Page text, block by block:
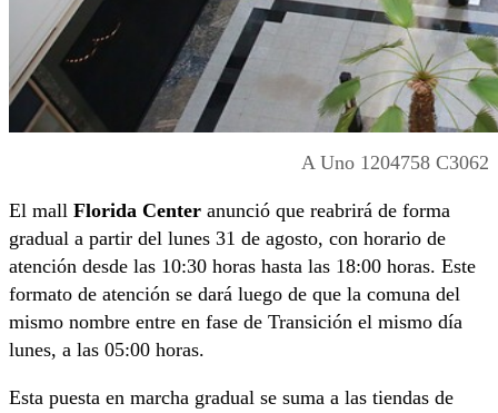
A Uno 1204758 C3062
El mall Florida Center anunció que reabrirá de forma
gradual a partir del lunes 31 de agosto, con horario de
atención desde las 10:30 horas hasta las 18:00 horas. Este
formato de atención se dará luego de que la comuna del
mismo nombre entre en fase de Transición el mismo día
lunes, a las 05:00 horas.
Esta puesta en marcha gradual se suma a las tiendas de